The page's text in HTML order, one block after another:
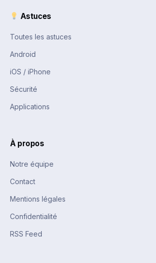
Astuces
Toutes les astuces
Android
iOS / iPhone
Sécurité
Applications
À propos
Notre équipe
Contact
Mentions légales
Confidentialité
RSS Feed